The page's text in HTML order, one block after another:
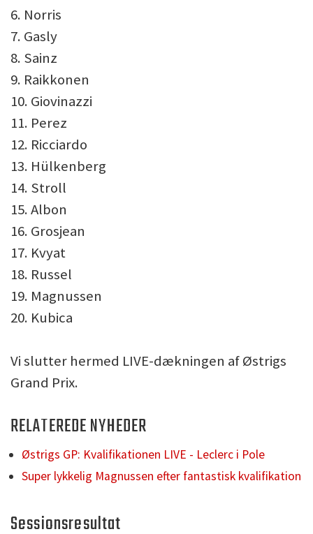
6. Norris
7. Gasly
8. Sainz
9. Raikkonen
10. Giovinazzi
11. Perez
12. Ricciardo
13. Hülkenberg
14. Stroll
15. Albon
16. Grosjean
17. Kvyat
18. Russel
19. Magnussen
20. Kubica
Vi slutter hermed LIVE-dækningen af Østrigs
Grand Prix.
RELATEREDE NYHEDER
Østrigs GP: Kvalifikationen LIVE - Leclerc i Pole
Super lykkelig Magnussen efter fantastisk kvalifikation
Sessionsresultat